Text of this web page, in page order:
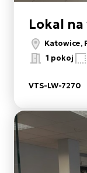
Lokal
Katowice,
1 pokoj
VTS-LW-7270